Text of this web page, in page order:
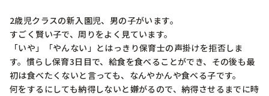
2歳児クラスの新入園児、男の子がいます。
すごく賢い子で、周りをよく見ています。
「いや」「やんない」とはっきり保育士の声掛けを拒否しま
す。慣らし保育3日目で、給食を食べることができ、その後も最
初は食べたくないと言っても、なんやかんや食べる子です。
何をするにしても納得しないと嫌がるので、納得させるまでに時